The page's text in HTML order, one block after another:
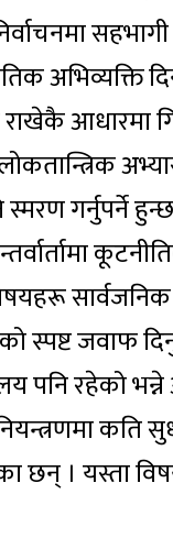
अभिव्यक्ति
आधारमा
गर्नुपर्ने
स्पष्ट जवाफ
पनि रहेको
कति
। यस्ता